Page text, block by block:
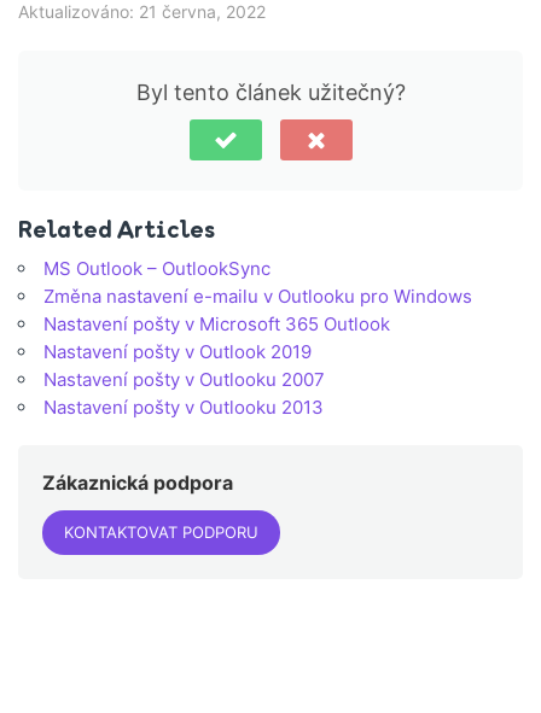
Aktualizováno: 21 června, 2022
Byl tento článek užitečný?
Related Articles
MS Outlook – OutlookSync
Změna nastavení e-mailu v Outlooku pro Windows
Nastavení pošty v Microsoft 365 Outlook
Nastavení pošty v Outlook 2019
Nastavení pošty v Outlooku 2007
Nastavení pošty v Outlooku 2013
Zákaznická podpora
KONTAKTOVAT PODPORU